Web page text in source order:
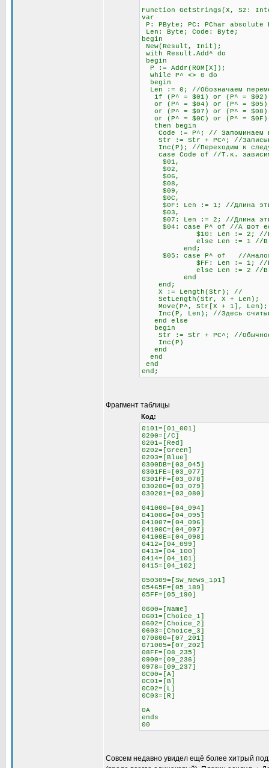
Function GetStrings(X, Sz:
var
P: PByte; PC: PChar absolute
Len: Byte; Code: Byte;
begin
New(Result, Init);
with Result.Add^ do
begin
P := Addr(ROM[X]);
while P^ <> 0 do
begin
Len := 0; //Обозначаем
if (P^ = $01) or (P^ = $02) or
or (P^ = $04) or (P^ = $05) or
or (P^ = $07) or (P^ = $08)
or (P^ = $0C) or (P^ = $0F)
then begin
Code := P^; // Запоминаем
Str := Str + PC^; //
Inc(P); //Переходим к
case Code of //Т.к.
$01,
$02,
$06,
$08,
$09,
$0C,
$0F: Len := 1; //Длина этих
$03,
$07: Len := 2; //Длина этих
$04: case P^ of //А вот если
$10: Len := 2; //Если
else Len := 1 //В любом
end;
$05: case P^ of //
$FF: Len := 1; //Если
else Len := 2 //В любом
end
end;
X := Length(Str); //
SetLength(Str, X +
Move(P^, Str[X + 1],
Inc(P, Len); //Здесь
end else
begin
Str := Str + PC^; //Обычное
Inc(P)
end
end
end
end;
Фрагмент таблицы
Код:
0101=[01_001]
0200=[/C]
0201=[Red]
0202=[Green]
0203=[Blue]
0300DB=[03_045]
0301FE=[03_077]
0301FF=[03_078]
030200=[03_079]
030201=[03_080]
041000=[04_094]
041006=[04_095]
041007=[04_096]
04100C=[04_097]
04100E=[04_098]
0412=[04_099]
0413=[04_100]
0414=[04_101]
0415=[04_102]
050309=[Sw_News_1p1]
05465F=[05_189]
05FF=[05_190]
0600=[Name]
0601=[Choice_1]
0602=[Choice_2]
0603=[Choice_3]
070800=[07_201]
071005=[07_202]
08FF=[08_235]
0900=[09_236]
0978=[09_237]
0C00=[A]
0C01=[B]
0C02=[L]
0C03=[R]
0A
ends
00
Совсем недавно увидел ещё более хитрый